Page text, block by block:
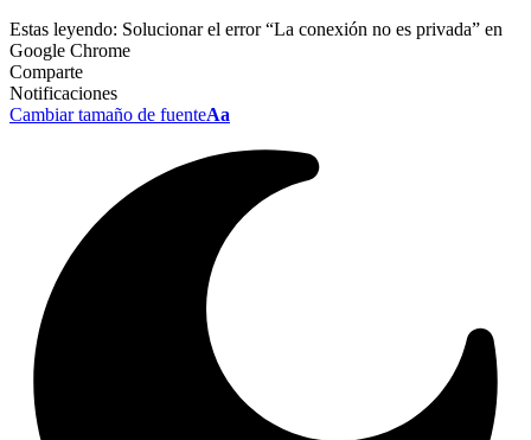
Estas leyendo: Solucionar el error “La conexión no es privada” en
Google Chrome
Comparte
Notificaciones
Cambiar tamaño de fuenteAa